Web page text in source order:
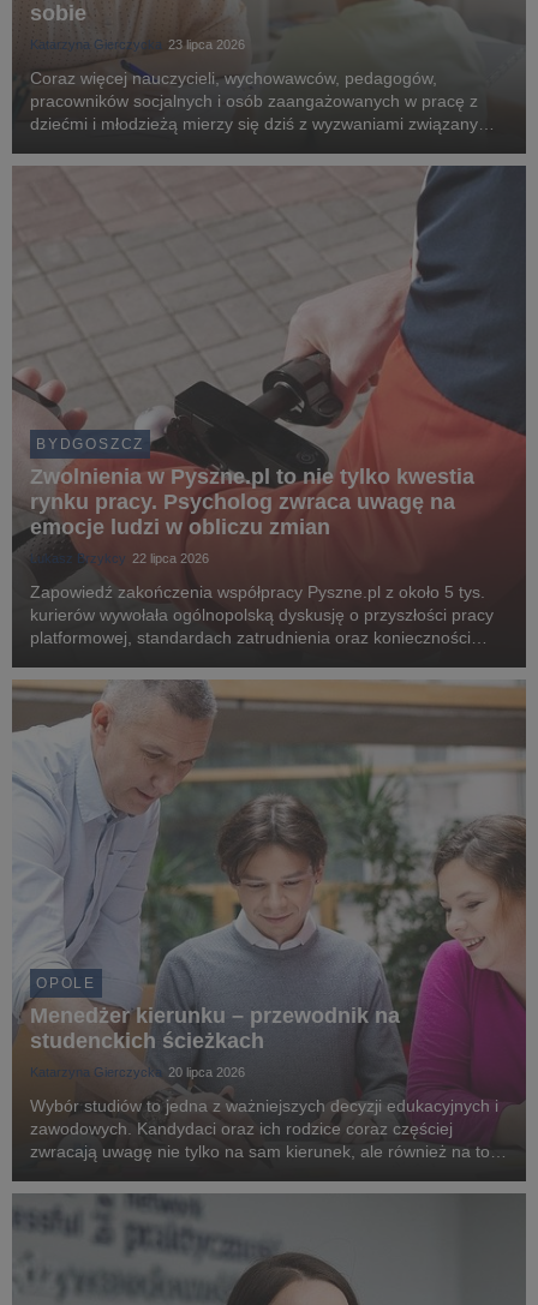
sobie
Katarzyna Gierczycka 23 lipca 2026
Coraz więcej nauczycieli, wychowawców, pedagogów,
pracowników socjalnych i osób zaangażowanych w pracę z
dziećmi i młodzieżą mierzy się dziś z wyzwaniami związanymi
Rosnąca liczba kryzysów emocjonalnych sprawia, że sp...
BYDGOSZCZ
Zwolnienia w Pyszne.pl to nie tylko kwestia
rynku pracy. Psycholog zwraca uwagę na
emocje ludzi w obliczu zmian
Łukasz Brzykcy 22 lipca 2026
Zapowiedź zakończenia współpracy Pyszne.pl z około 5 tys.
kurierów wywołała ogólnopolską dyskusję o przyszłości pracy
platformowej, standardach zatrudnienia oraz konieczności
Związkowcy alarmują, że planowane zmiany m...
OPOLE
Menedżer kierunku – przewodnik na
studenckich ścieżkach
Katarzyna Gierczycka 20 lipca 2026
Wybór studiów to jedna z ważniejszych decyzji edukacyjnych i
zawodowych. Kandydaci oraz ich rodzice coraz częściej
zwracają uwagę nie tylko na sam kierunek, ale również na to,
Uniwersytecie WSB Merito Opole istotn...